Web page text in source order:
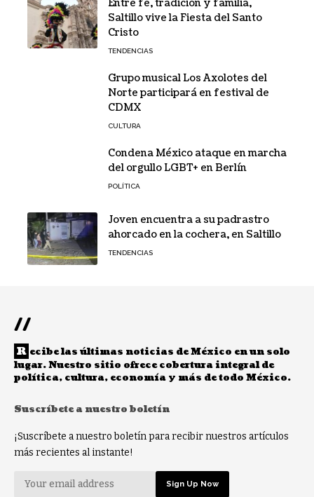
Entre fe, tradición y familia,
Saltillo vive la Fiesta del Santo
Cristo
TENDENCIAS
Grupo musical Los Axolotes del
Norte participará en festival de
CDMX
CULTURA
Condena México ataque en marcha
del orgullo LGBT+ en Berlín
POLÍTICA
Joven encuentra a su padrastro
ahorcado en la cochera, en Saltillo
TENDENCIAS
//
R ecibe las últimas noticias de México en un solo
lugar. Nuestro sitio ofrece cobertura integral de
política, cultura, economía y más de todo México.
Suscríbete a nuestro boletín
¡Suscríbete a nuestro boletín para recibir nuestros artículos
más recientes al instante!